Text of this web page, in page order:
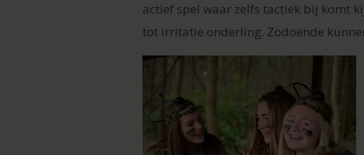
actief spel waar zelfs tactiek bij komt
tot irritatie onderling. Zodoende